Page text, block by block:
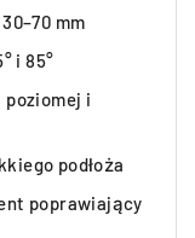
mm
i 85°
poziomej i
podłoża
poprawiający